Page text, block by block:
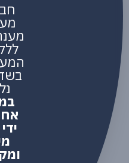
מענה
נלווים
אחד,
ידי
מיומן